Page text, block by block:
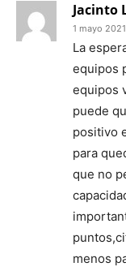
Jacinto
1 mayo
La
equipos
equipos
puede
positivo
para
que no
menos